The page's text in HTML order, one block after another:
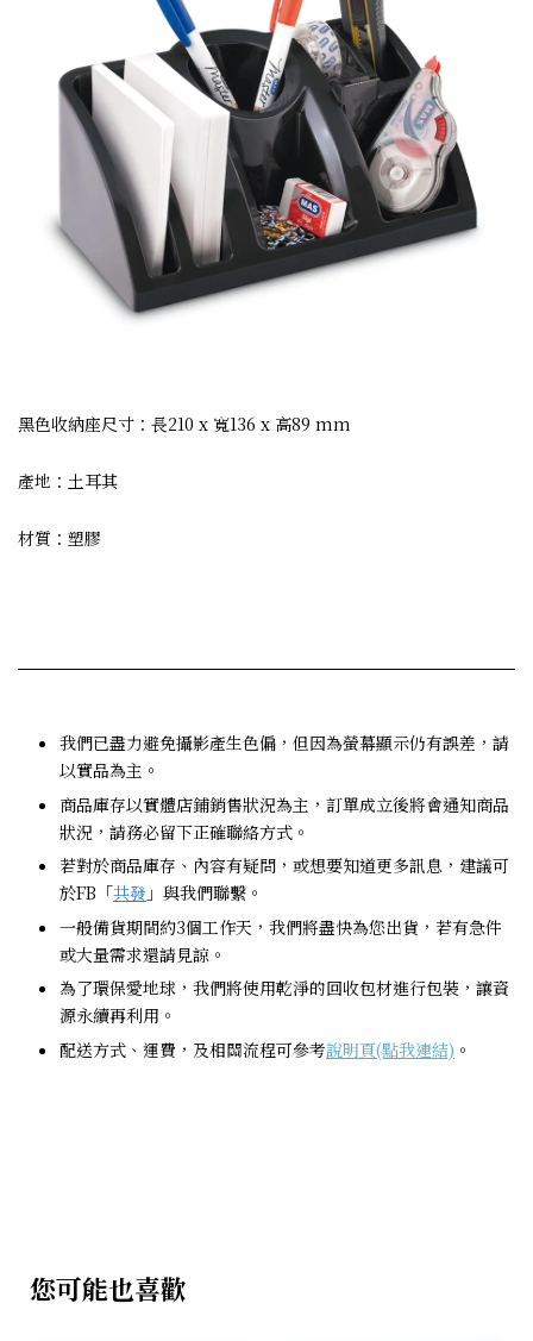
黑色收納座尺寸：長210 x 寬136 x 高89 mm
產地：土耳其
材質：塑膠
我們已盡力避免攝影產生色偏，但因為螢幕顯示仍有誤差，請
以實品為主。
商品庫存以實體店鋪銷售狀況為主，訂單成立後將會通知商品
狀況，請務必留下正確聯絡方式。
若對於商品庫存、內容有疑問，或想要知道更多訊息，建議可
於FB「共發 」與我們聯繫。
一般備貨期間約3個工作天，我們將盡快為您出貨，若有急件
或大量需求還請見諒。
為了環保愛地球，我們將使用乾淨的回收包材進行包裝，讓資
源永續再利用。
配送方式、運費，及相關流程可參考說明頁(點我連結) 。
您可能也喜歡